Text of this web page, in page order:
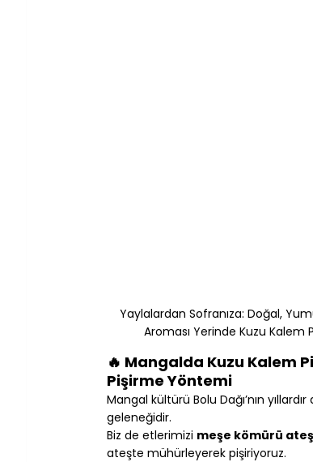
Yaylalardan Sofranıza: Doğal,
Aroması Yerinde Kuzu Kalem
🔥 Mangalda Kuzu Kalem
Pişirme Yöntemi
Mangal kültürü Bolu Dağı’nın
geleneğidir.
Biz de etlerimizi meşe kömürü
ateşte mühürleyerek pişiriyoruz.